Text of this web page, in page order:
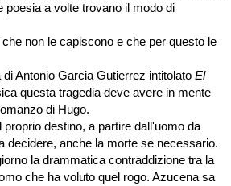
poesia a volte trovano il modo di
non le capiscono e che per questo le
Antonio Garcia Gutierrez intitolato El
questa tragedia deve avere in mente
di Hugo.
destino, a partire dall'uomo da
decidere, anche la morte se necessario.
la drammatica contraddizione tra la
che ha voluto quel rogo. Azucena sa